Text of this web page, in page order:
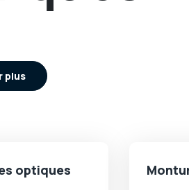
plus
optiques